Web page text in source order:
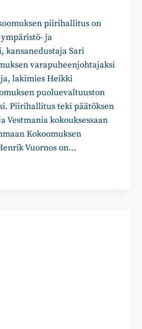
piirihallitus on
ja
kansanedustaja Sari
varapuheenjohtajaksi
lakimies Heikki
puoluevaltuuston
Piirihallitus teki päätöksen
Vestmania kokouksessaan
Kokoomuksen
Vuornos on…